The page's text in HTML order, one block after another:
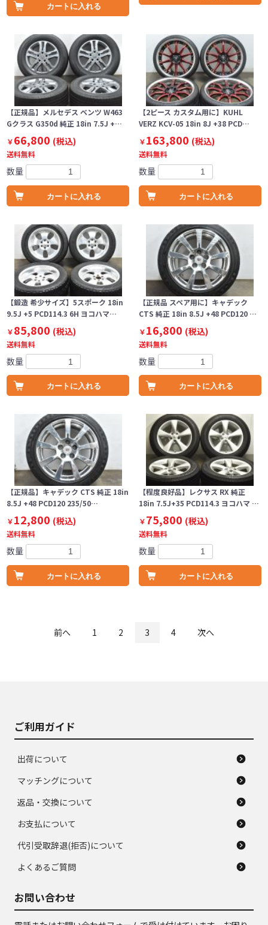
カートに入れる
【正規品】メルセデス ベンツ W463
Gクラス G350d 純正 18in 7.5J +…
￥66,800 (税込)
送料無料
数量
カートに入れる
【2ピース カスタム用に】KUHL
VERZ KCV-05 18in 8J +38 PCD…
￥163,800 (税込)
送料無料
数量
カートに入れる
【鍛造 希少サイズ】5スポーク 18in
9.5J +5 PCD114.3 6H ヨコハマ…
￥85,800 (税込)
送料無料
数量
カートに入れる
【正規品 スペア用に】キャデック
CTS 純正 18in 8.5J +48 PCD120 …
￥16,800 (税込)
送料無料
数量
カートに入れる
【正規品】キャデック CTS 純正 18in
8.5J +48 PCD120 235/50…
￥12,800 (税込)
送料無料
数量
カートに入れる
【程度良好品】レクサス RX 純正
18in 7.5J+35 PCD114.3 ヨコハマ …
￥75,800 (税込)
送料無料
数量
カートに入れる
前へ 1 2 3 4 次へ
ご利用ガイド
出荷について
マッチングについて
返品・交換について
お支払について
代引受取辞退(拒否)について
よくあるご質問
お問い合わせ